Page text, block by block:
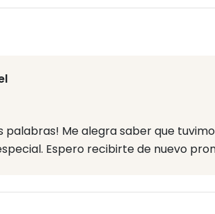
palabras! Me alegra saber que
Espero recibirte de nuevo